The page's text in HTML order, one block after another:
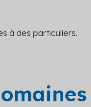
à des particuliers.